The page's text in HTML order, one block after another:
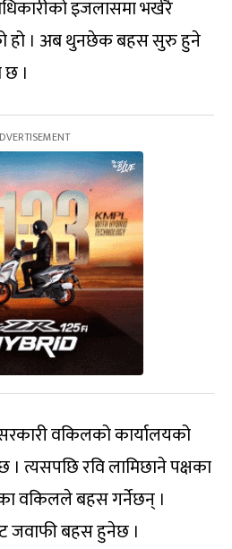
इजलासमा भर्खरै
हो । अब थुनछेक बहस सुरु हुने
।
वकिलको कार्यालयको
त्यसपछि रवि लामिछाने पक्षका
वकिलले बहस गर्नेछन् ।
जवाफी बहस हुनेछ ।